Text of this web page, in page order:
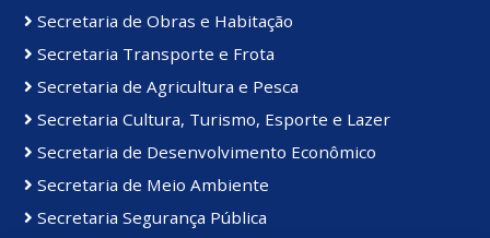
Secretaria de Obras e Habitação
Secretaria Transporte e Frota
Secretaria de Agricultura e Pesca
Secretaria Cultura, Turismo, Esporte e Lazer
Secretaria de Desenvolvimento Econômico
Secretaria de Meio Ambiente
Secretaria Segurança Pública